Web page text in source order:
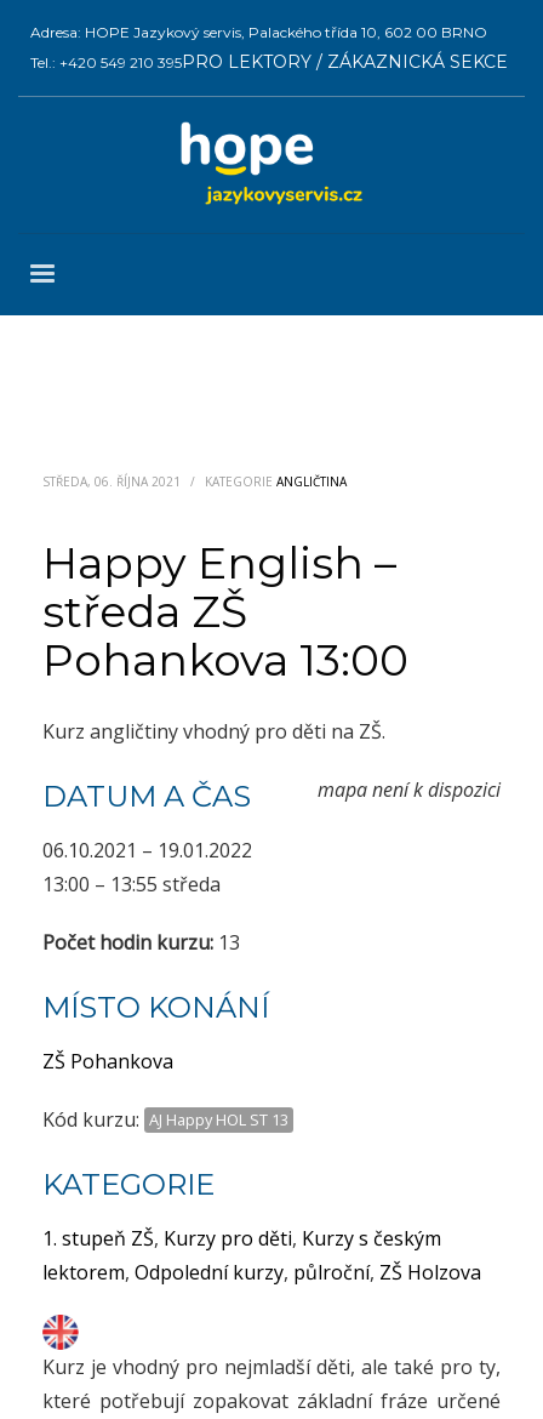
Adresa: HOPE Jazykový servis, Palackého třída 10, 602 00 BRNO
Tel.: +420 549 210 395PRO LEKTORY / ZÁKAZNICKÁ SEKCE
STŘEDA, 06. ŘÍJNA 2021 / KATEGORIE ANGLIČTINA
Happy English –
středa ZŠ
Pohankova 13:00
Kurz angličtiny vhodný pro děti na ZŠ.
mapa není k dispozici
DATUM A ČAS
06.10.2021 – 19.01.2022
13:00 – 13:55 středa
Počet hodin kurzu: 13
MÍSTO KONÁNÍ
ZŠ Pohankova
Kód kurzu: AJ Happy HOL ST 13
KATEGORIE
1. stupeň ZŠ, Kurzy pro děti, Kurzy s českým
lektorem, Odpolední kurzy, půlroční, ZŠ Holzova
Kurz je vhodný pro nejmladší děti, ale také pro ty,
které potřebují zopakovat základní fráze určené